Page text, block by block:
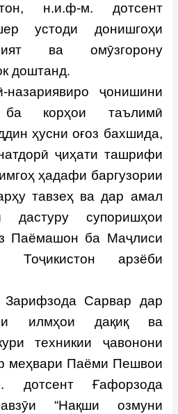
н.и.ф-м. дотсент
устоди донишгоҳи
ва омӯзгорону
доштанд.
ҷонишини
корҳои таълимӣ
ҳусни оғоз бахшида,
ҷиҳати ташрифи
ҳадафи баргузории
тавзеҳ ва дар амал
дастуру супоришҳои
Паёмашон ба Маҷлиси
Тоҷикистон арзёби
Сарвар дар
илмҳои дақиқ ва
техникии ҷавонони
меҳвари Паёми Пешвои
дотсент Ғафорзода
“Нақши озмуни